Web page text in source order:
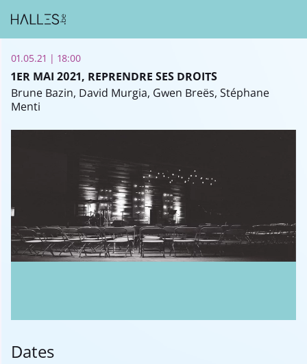
01.05.21 | 18:00
1ER MAI 2021, REPRENDRE SES DROITS
Brune Bazin, David Murgia, Gwen Breës, Stéphane
Menti
Dates